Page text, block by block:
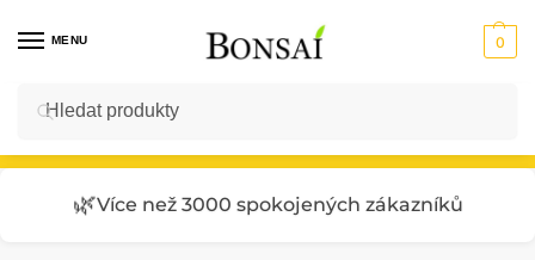
MENU 0
Vstup do E-SHOPU
🌿Více než 3000 spokojených zákazníků